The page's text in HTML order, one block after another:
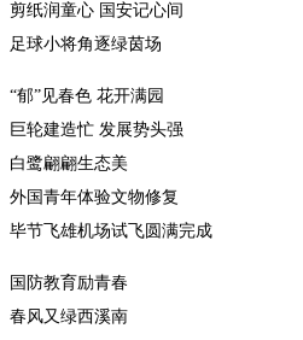
剪纸润童心 国安记心间
足球小将角逐绿茵场
“郁”见春色 花开满园
巨轮建造忙 发展势头强
白鹭翩翩生态美
外国青年体验文物修复
毕节飞雄机场试飞圆满完成
国防教育励青春
春风又绿西溪南